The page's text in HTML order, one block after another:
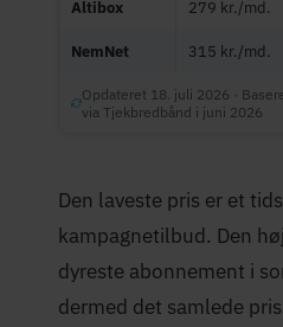
Altibox 279 kr./md.
NemNet 315 kr./md.
Opdateret 18. juli 2026 ·
via Tjekbredbånd i juni 2026
Den laveste pris er et
kampagnetilbud. Den
dyreste abonnement i
dermed det samlede